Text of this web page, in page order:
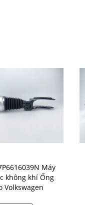
Máy
không khí Ống
Volkswagen